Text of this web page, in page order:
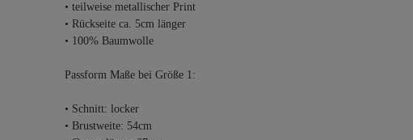
• teilweise metallischer Print
• Rückseite ca. 5cm länger
• 100% Baumwolle
Passform Maße bei Größe 1:
• Schnitt: locker
• Brustweite: 54cm